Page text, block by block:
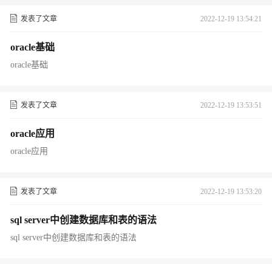
发表了文章 2022-12-19 13:54:21
oracle基础
oracle基础
发表了文章 2022-12-19 13:53:51
oracle应用
oracle应用
发表了文章 2022-12-19 13:53:20
sql server中创建数据库和表的语法
sql server中创建数据库和表的语法